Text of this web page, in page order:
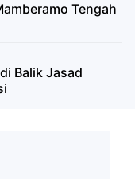
Tengah
Balik Jasad